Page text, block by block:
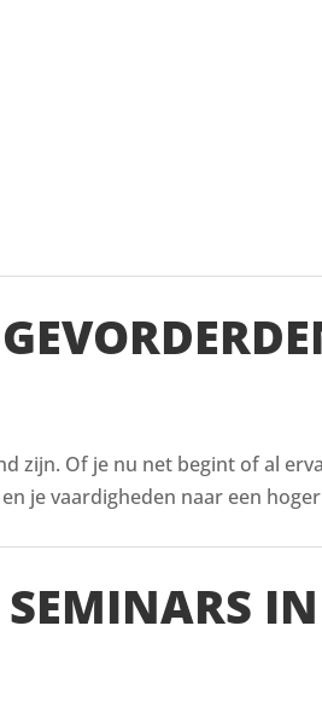
zijn. Of je nu net begint of al
je vaardigheden naar een
SEMINARS IN